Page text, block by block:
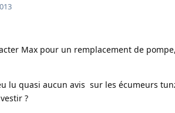
Max pour un remplacement de
lu quasi aucun avis sur les écumeurs
?